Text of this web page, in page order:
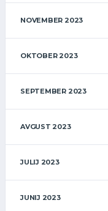
NOVEMBER 2023
OKTOBER 2023
SEPTEMBER 2023
AVGUST 2023
JULIJ 2023
JUNIJ 2023